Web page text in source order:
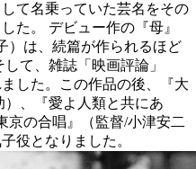
て名乗っていた芸名をその
た。 デビュー作の『母』
）は、続篇が作られるほど
て、雑誌「映画評論」
した。この作品の後、『大
、『愛よ人類と共にあ
京の合唱』（監督/小津安二
役となりました。